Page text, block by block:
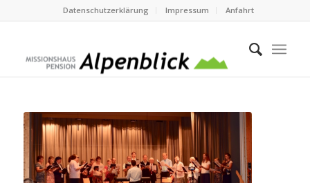
Datenschutzerklärung Impressum Anfahrt